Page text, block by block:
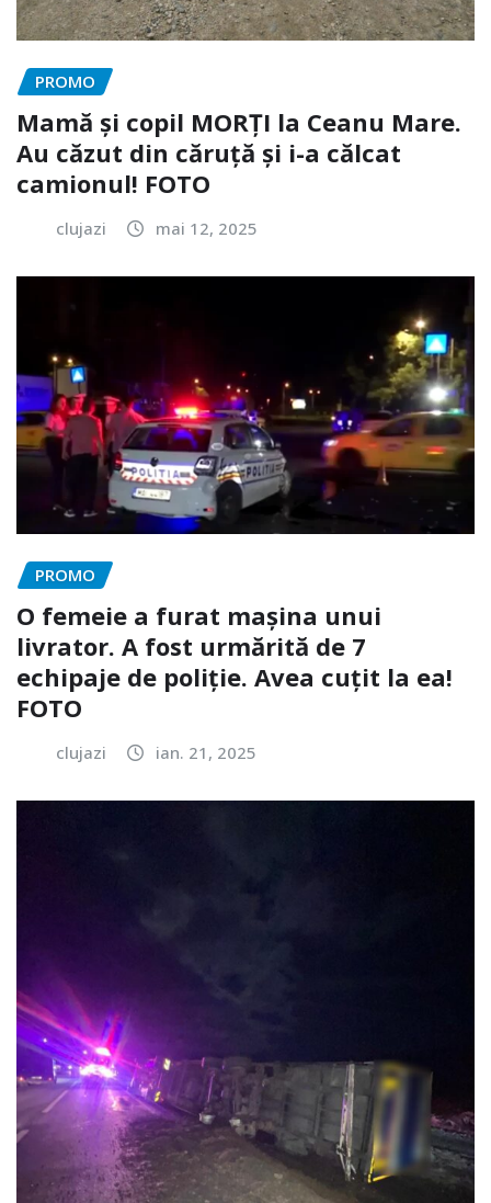
PROMO
Mamă și copil MORȚI la Ceanu Mare.
Au căzut din căruță și i-a călcat
camionul! FOTO
clujazi mai 12, 2025
PROMO
O femeie a furat mașina unui
livrator. A fost urmărită de 7
echipaje de poliție. Avea cuțit la ea!
FOTO
clujazi ian. 21, 2025